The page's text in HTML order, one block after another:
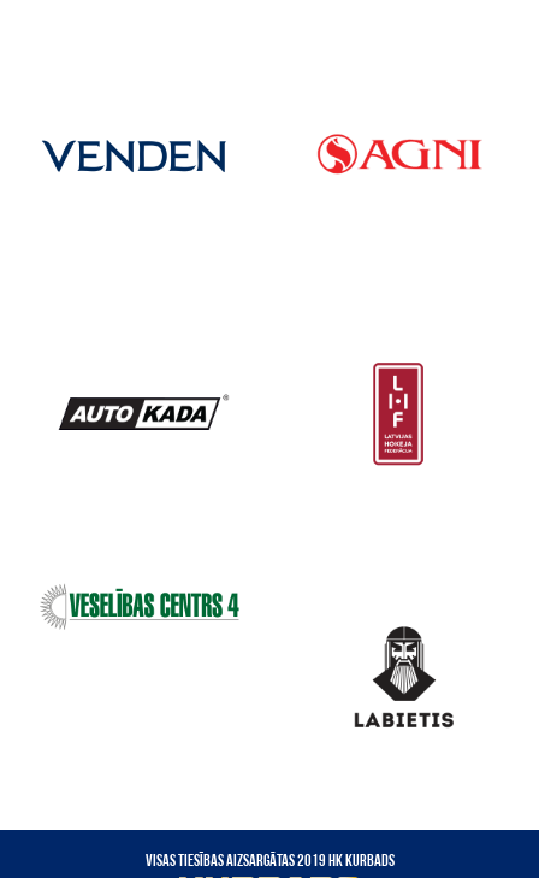
VISAS TIESĪBAS AIZSARGĀTAS 2019 HK KURBADS